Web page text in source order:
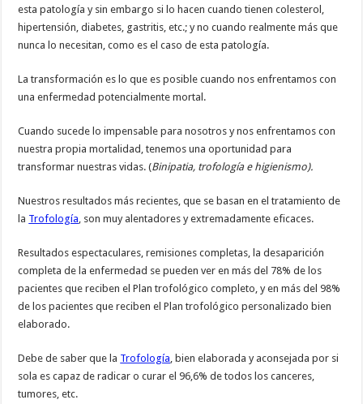
esta patología y sin embargo si lo hacen cuando tienen colesterol,
hipertensión, diabetes, gastritis, etc.; y no cuando realmente más que
nunca lo necesitan, como es el caso de esta patología.
La transformación es lo que es posible cuando nos enfrentamos con
una enfermedad potencialmente mortal.
Cuando sucede lo impensable para nosotros y nos enfrentamos con
nuestra propia mortalidad, tenemos una oportunidad para
transformar nuestras vidas. (Binipatia, trofología e higienismo).
Nuestros resultados más recientes, que se basan en el tratamiento de
la Trofología, son muy alentadores y extremadamente eficaces.
Resultados espectaculares, remisiones completas, la desaparición
completa de la enfermedad se pueden ver en más del 78% de los
pacientes que reciben el Plan trofológico completo, y en más del 98%
de los pacientes que reciben el Plan trofológico personalizado bien
elaborado.
Debe de saber que la Trofología, bien elaborada y aconsejada por si
sola es capaz de radicar o curar el 96,6% de todos los canceres,
tumores, etc.